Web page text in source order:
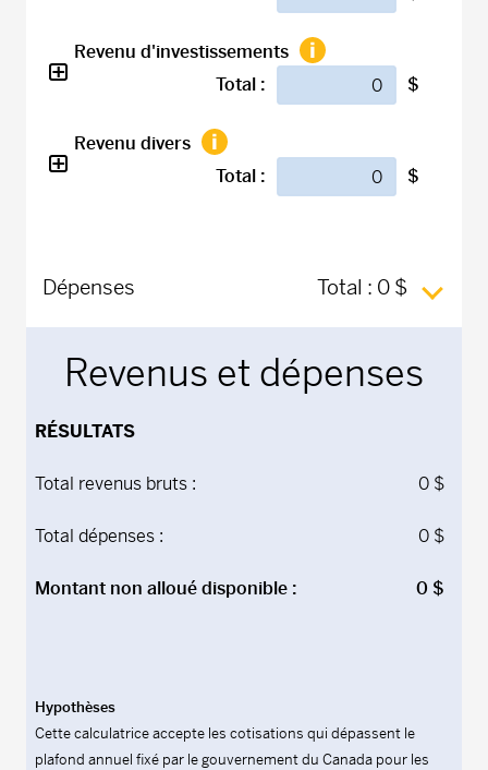
Revenu d'investissements
Total :
$
Revenu divers
Total :
$
Dépenses Total : 0 $
Revenus et dépenses
RÉSULTATS
Total revenus bruts : 0 $
Total dépenses : 0 $
Montant non alloué disponible : 0 $
Hypothèses
Cette calculatrice accepte les cotisations qui dépassent le
plafond annuel fixé par le gouvernement du Canada pour les